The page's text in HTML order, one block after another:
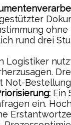
rund drei
Logistiker
Not-
Ein
ein.